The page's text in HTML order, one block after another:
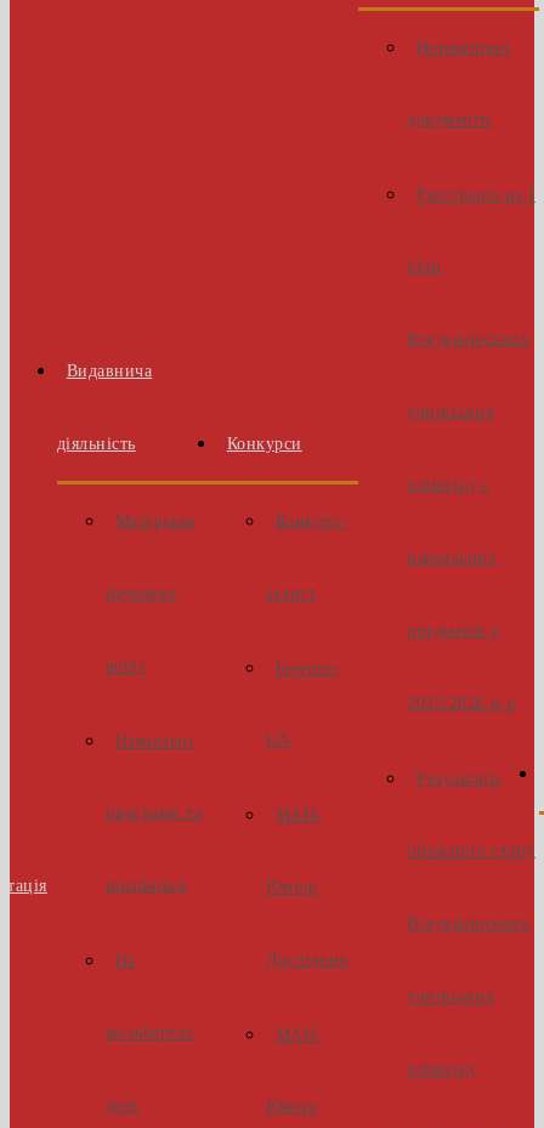
Видавнича
діяльність
Матеріали
наукових
робіт
Навчальні
програми та
посібники
На
мольбертах
днів
Конкурси
Конкурс-
захист
Inventor
UA
МАН-
Юніор
Дослідник
МАН-
Юніор
Нормативні
документи
Реєстрація на І
етап
Всеукраїнських
учнівських
олімпіад з
навчальних
предметів у
2025/2026 н.р
Результати
обласного етапу
Всеукраїнських
учнівських
олімпіад